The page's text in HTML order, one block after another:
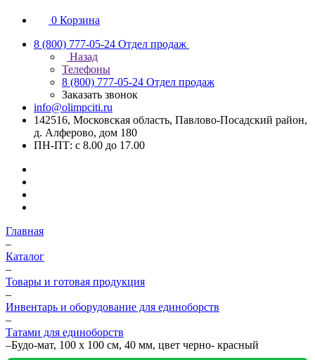
0 Корзина
8 (800) 777-05-24 Отдел продаж
Назад
Телефоны
8 (800) 777-05-24 Отдел продаж
Заказать звонок
info@olimpciti.ru
142516, Московская область, Павлово-Посадский район,
д. Алферово, дом 180
ПН-ПТ: с 8.00 до 17.00
Главная
–
Каталог
–
Товары и готовая продукция
–
Инвентарь и оборудование для единоборств
–
Татами для единоборств
–Будо-мат, 100 x 100 см, 40 мм, цвет черно- красный